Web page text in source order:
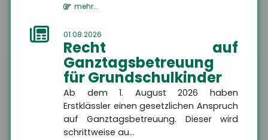
mehr...
01.08.2026
Recht auf
Ganztagsbetreuung
für Grundschulkinder
Ab dem 1. August 2026 haben
Erstklässler einen gesetzlichen Anspruch
auf Ganztagsbetreuung. Dieser wird
schrittweise au...
gekennzeichneten Felder sind Pflichtfelder